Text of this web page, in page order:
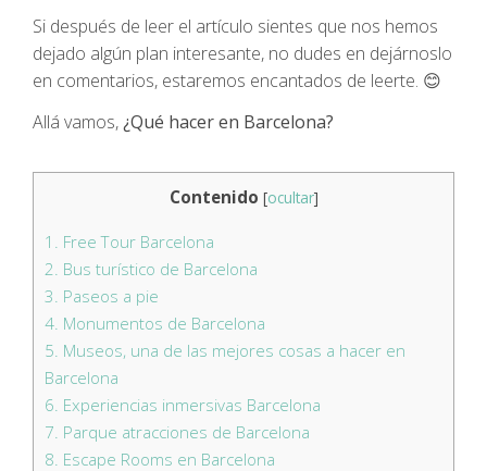
Si después de leer el artículo sientes que nos hemos
dejado algún plan interesante, no dudes en dejárnoslo
en comentarios, estaremos encantados de leerte. 😊
Allá vamos,¿Qué hacer en Barcelona?
Contenido [ocultar]
1.
Free Tour Barcelona
2. Bus turístico de Barcelona
3. Paseos a pie
4. Monumentos de Barcelona
5. Museos, una de las mejores cosas a hacer en
Barcelona
6. Experiencias inmersivas Barcelona
7. Parque atracciones de Barcelona
8. Escape Rooms en Barcelona